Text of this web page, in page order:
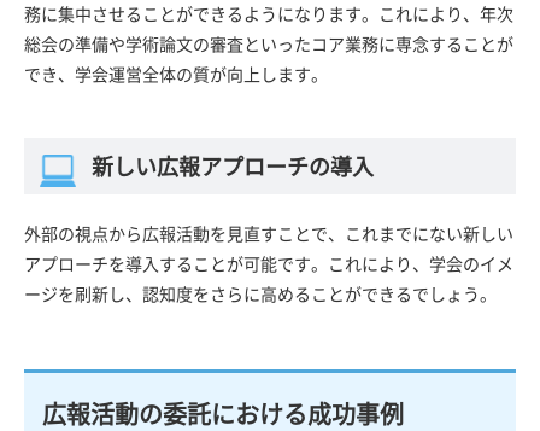
務に集中させることができるようになります。これにより、年次
総会の準備や学術論文の審査といったコア業務に専念することが
でき、学会運営全体の質が向上します。
新しい広報アプローチの導入
外部の視点から広報活動を見直すことで、これまでにない新しい
アプローチを導入することが可能です。これにより、学会のイメ
ージを刷新し、認知度をさらに高めることができるでしょう。
広報活動の委託における成功事例